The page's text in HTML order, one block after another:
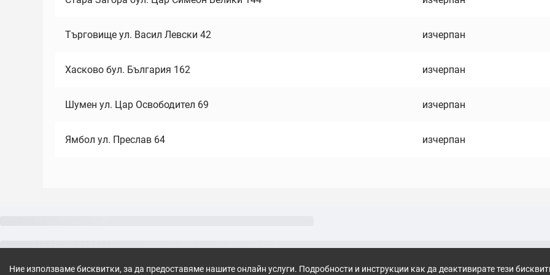
Търговище ул. Васил Левски 42 изчерпан
Хасково бул. България 162 изчерпан
Шумен ул. Цар Освободител 69 изчерпан
Ямбол ул. Преслав 64 изчерпан
Ние използваме бисквитки, за да предоставяме нашите онлайн услуги. Подробности и инструкции как да деактивирате тези